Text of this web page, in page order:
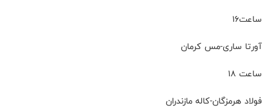
ساعت۱۶
آورتا ساری-مس کرمان
ساعت ۱۸
فولاد هرمزگان-کاله مازندران